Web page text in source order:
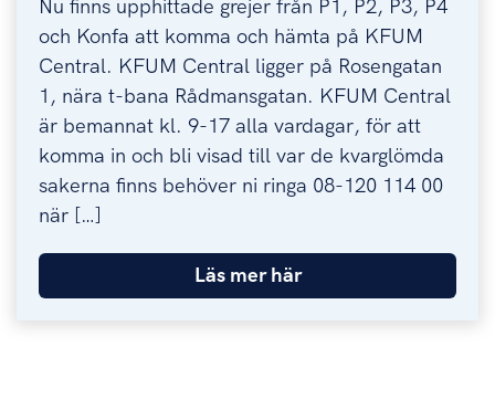
Nu finns upphittade grejer från P1, P2, P3, P4
och Konfa att komma och hämta på KFUM
Central. KFUM Central ligger på Rosengatan
1, nära t-bana Rådmansgatan. KFUM Central
är bemannat kl. 9-17 alla vardagar, för att
komma in och bli visad till var de kvarglömda
sakerna finns behöver ni ringa 08-120 114 00
när […]
Läs mer här